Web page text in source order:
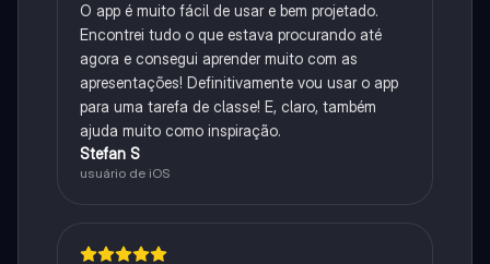
O app é muito fácil de usar e bem projetado.
Encontrei tudo o que estava procurando até
agora e consegui aprender muito com as
apresentações! Definitivamente vou usar o app
para uma tarefa de classe! E, claro, também
ajuda muito como inspiração.
Stefan S
usuário de iOS